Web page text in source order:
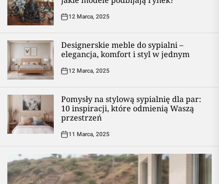
12 Marca, 2025
Designerskie meble do sypialni –
elegancja, komfort i styl w jednym
12 Marca, 2025
Pomysły na stylową sypialnię dla par:
10 inspiracji, które odmienią Waszą
przestrzeń
11 Marca, 2025